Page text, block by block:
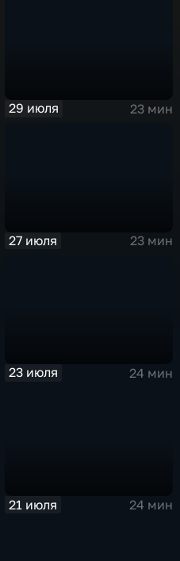
29 июля 23 мин
27 июля 23 мин
23 июля 24 мин
21 июля 24 мин